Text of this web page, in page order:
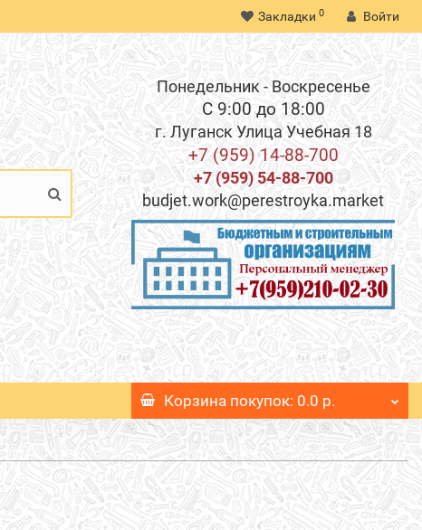
Закладки 0 Войти
Понедельник - Воскресенье
С 9:00 до 18:00
г. Луганск Улица Учебная 18
+7 (959) 14-88-700
+7 (959) 54-88-700
budjet.work@perestroyka.market
Корзина покупок: 0.0 р.